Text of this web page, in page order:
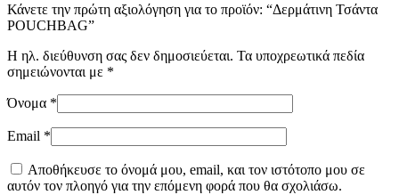
ΣΑΝΔΑΛΙΑ
Κάνετε την πρώτη αξιολόγηση για το προϊόν: “Δερμάτινη Τσάντα
POUCHBAG”
Η ηλ. διεύθυνση σας δεν δημοσιεύεται. Τα υποχρεωτικά πεδία
σημειώνονται με *
Όνομα *
Email *
Αποθήκευσε το όνομά μου, email, και τον ιστότοπο μου σε
αυτόν τον πλοηγό για την επόμενη φορά που θα σχολιάσω.